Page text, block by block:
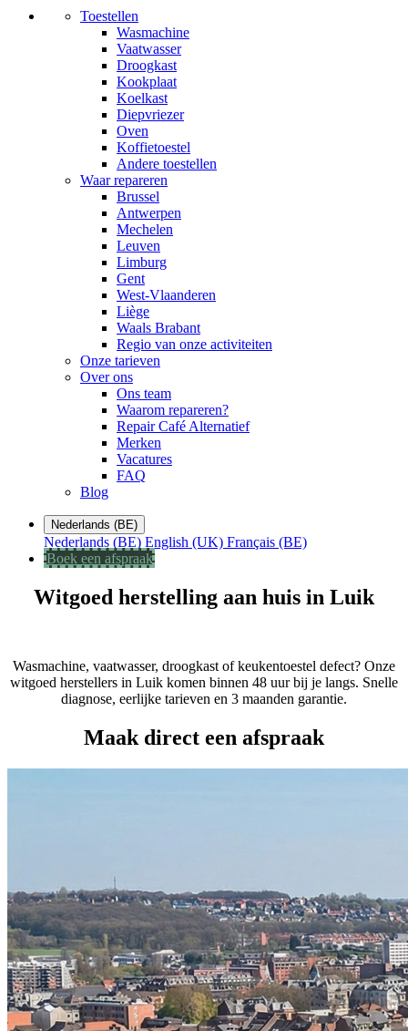
Toestellen
Wasmachine
Vaatwasser
Droogkast
Kookplaat
Koelkast
Diepvriezer
Oven
Koffietoestel
Andere toestellen
Waar repareren
Brussel
Antwerpen
Mechelen
Leuven
Limburg
Gent
West-Vlaanderen
Liège
Waals Brabant
Regio van onze activiteiten
Onze tarieven
Over ons
Ons team
Waarom repareren?
Repair Café Alternatief
Merken
Vacatures
FAQ
Blog
Nederlands (BE)
Nederlands (BE) English (UK) Français (BE)
Boek een afspraak
Witgoed herstelling aan huis in Luik
Wasmachine, vaatwasser, droogkast of keukentoestel defect? Onze
witgoed herstellers in Luik komen binnen 48 uur bij je langs. Snelle
diagnose, eerlijke tarieven en 3 maanden garantie.
Maak direct een afspraak